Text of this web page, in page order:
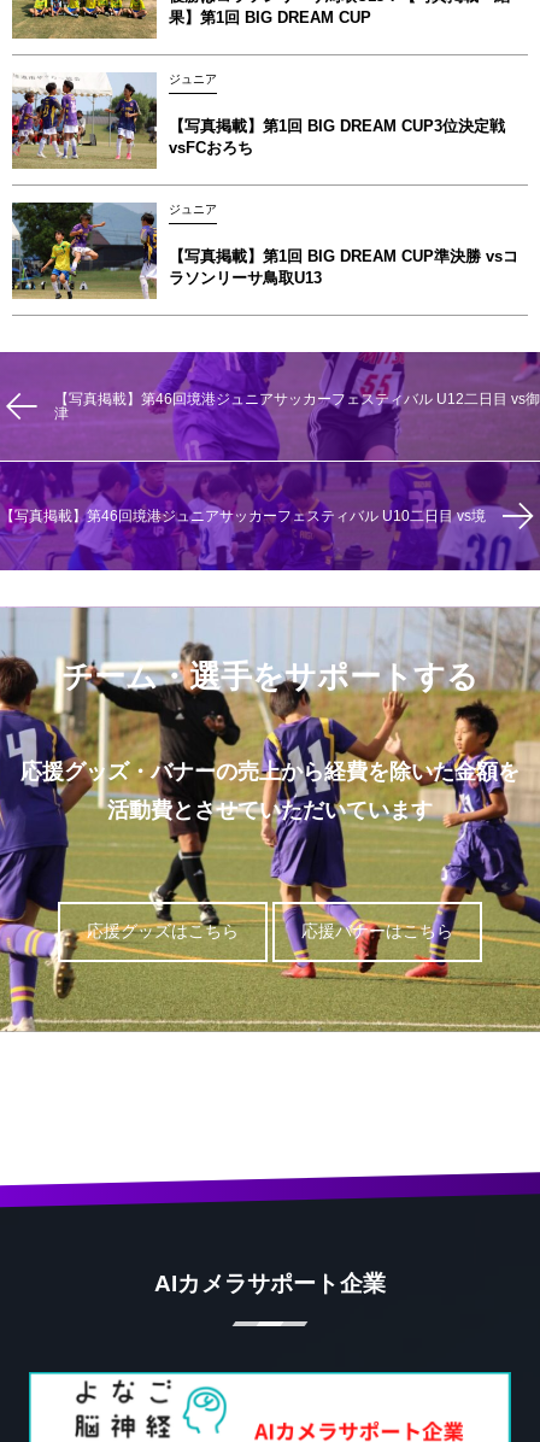
果】第1回 BIG DREAM CUP
ジュニア
【写真掲載】第1回 BIG DREAM CUP3位決定戦
vsFCおろち
ジュニア
【写真掲載】第1回 BIG DREAM CUP準決勝 vsコ
ラソンリーサ鳥取U13
【写真掲載】第46回境港ジュニアサッカーフェスティバル U12二日目 vs御
津
【写真掲載】第46回境港ジュニアサッカーフェスティバル U10二日目 vs境
チーム・選手をサポートする
応援グッズ・バナーの売上から経費を除いた金額を
活動費とさせていただいています
応援グッズはこちら 応援バナーはこちら
AIカメラサポート企業